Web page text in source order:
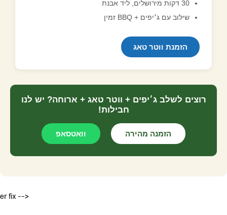
30 דקות מירושלים, ליד אבנת
שילוב עם ג׳יפים + BBQ זמין
הזמנת ווטר טאג
רוצים לשלב ג׳יפים + ווטר טאג + ארוחה? יש לנו
חבילות!
הזמנה מהירה וואטסאפ
er fix -->